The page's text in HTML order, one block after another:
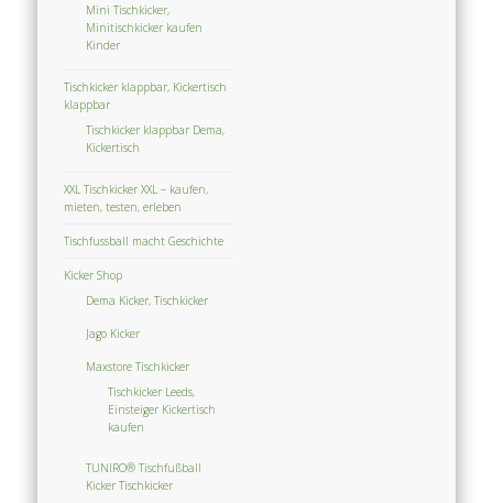
Mini Tischkicker,
Minitischkicker kaufen
Kinder
Tischkicker klappbar, Kickertisch
klappbar
Tischkicker klappbar Dema,
Kickertisch
XXL Tischkicker XXL – kaufen,
mieten, testen, erleben
Tischfussball macht Geschichte
Kicker Shop
Dema Kicker, Tischkicker
Jago Kicker
Maxstore Tischkicker
Tischkicker Leeds,
Einsteiger Kickertisch
kaufen
TUNIRO® Tischfußball
Kicker Tischkicker